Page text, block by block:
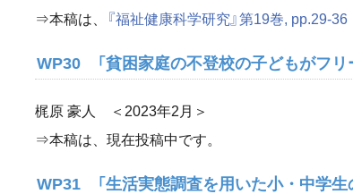
⇒本稿は、
『福祉健康科学研究』第19巻, pp.29-36
WP30 「貧困家庭の不登校の子どもがフリ
梶原 豪人 ＜2023年2月＞
⇒本稿は、現在投稿中です。
WP31 「生活実態調査を用いた小・中学